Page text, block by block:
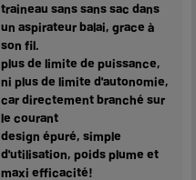
traineau sans sans sac dans
un aspirateur balai, grace à
son fil.
plus de limite de puissance,
ni plus de limite d'autonomie,
car directement branché sur
le courant
design épuré, simple
d'utilisation, poids plume et
maxi efficacité!